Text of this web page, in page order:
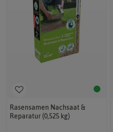
Rasensamen Nachsaat &
Reparatur (0,525 kg)